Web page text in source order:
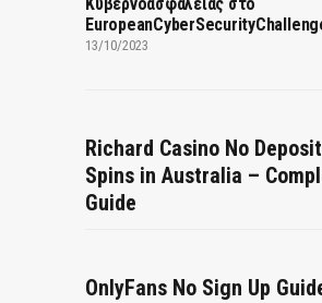
13/10/2023
Richard Casino No
Spins in Australia –
Guide
OnlyFans No Sign Up